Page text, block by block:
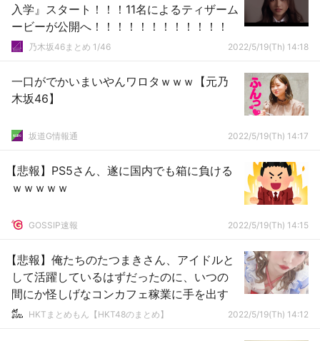
入学』スタート！！！11名によるティザーム
ービーが公開へ！！！！！！！！！！！！
乃木坂46まとめ 1/46 2022/5/19(Th) 14:18
一口がでかいまいやんワロタｗｗｗ【元乃
木坂46】
坂道G情報通 2022/5/19(Th) 14:17
【悲報】PS5さん、遂に国内でも箱に負ける
ｗｗｗｗｗ
GOSSIP速報 2022/5/19(Th) 14:15
【悲報】俺たちのたつまきさん、アイドルと
して活躍しているはずだったのに、いつの
間にか怪しげなコンカフェ稼業に手を出す
HKTまとめもん【HKT48のまとめ】 2022/5/19(Th) 14:12